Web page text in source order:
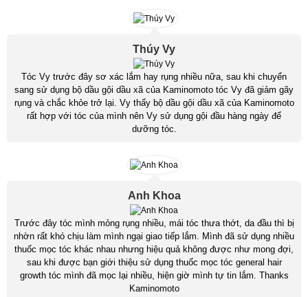
Thúy Vy
Tóc Vy trước đây sơ xác lắm hay rụng nhiều nữa, sau khi chuyển
sang sử dụng bộ dầu gội dầu xã của Kaminomoto tóc Vy đã giảm gãy
rụng và chắc khỏe trở lại. Vy thấy bộ dầu gội dầu xã của Kaminomoto
rất hợp với tóc của mình nên Vy sử dụng gội đầu hàng ngày để
dưỡng tóc.
Anh Khoa
Trước đây tóc mình mỏng rụng nhiều, mái tóc thưa thớt, da đầu thì bị
nhờn rất khó chịu làm mình ngại giao tiếp lắm. Mình đã sử dụng nhiều
thuốc mọc tóc khác nhau nhưng hiệu quả không được như mong đợi,
sau khi được bạn giới thiệu sử dụng thuốc mọc tóc general hair
growth tóc mình đã mọc lại nhiều, hiện giờ mình tự tin lắm. Thanks
Kaminomoto